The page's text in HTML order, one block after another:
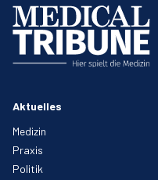
Aktuelles
Medizin
Praxis
Politik